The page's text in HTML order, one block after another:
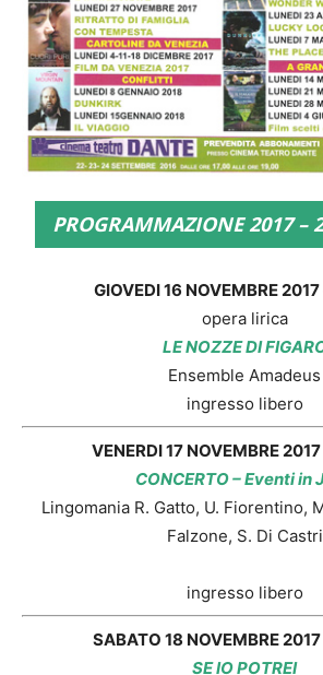
PROGRAMMAZIONE 2017 –
GIOVEDI 16 NOVEMBRE
opera lirica
LE NOZZE DI
Ensemble Amadeus
ingresso libero
VENERDI 17 NOVEMBRE
CONCERTO – Eventi in
Lingomania R. Gatto, U. Fiorentino,
Falzone, S. Di Castri
ingresso libero
SABATO 18 NOVEMBRE
SE IO POTREI